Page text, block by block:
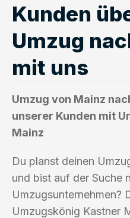
Kunden
Umzug
mit uns
Umzug von Mainz
unserer Kunden mit
Mainz
Du planst deinen
und bist auf der Suche
Umzugsunternehmen?
Umzugskönig Kastner